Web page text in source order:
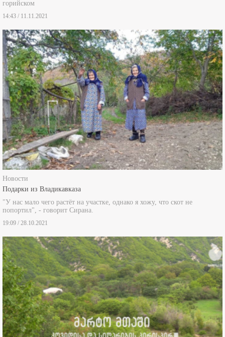
14:43 / 11.11.2021
Новости
Подарки из Владикавказа
"У нас мало чего растёт на участке, однако я хожу, что скот не
попортил", - говорит Сирана.
19:09 / 28.10.2021